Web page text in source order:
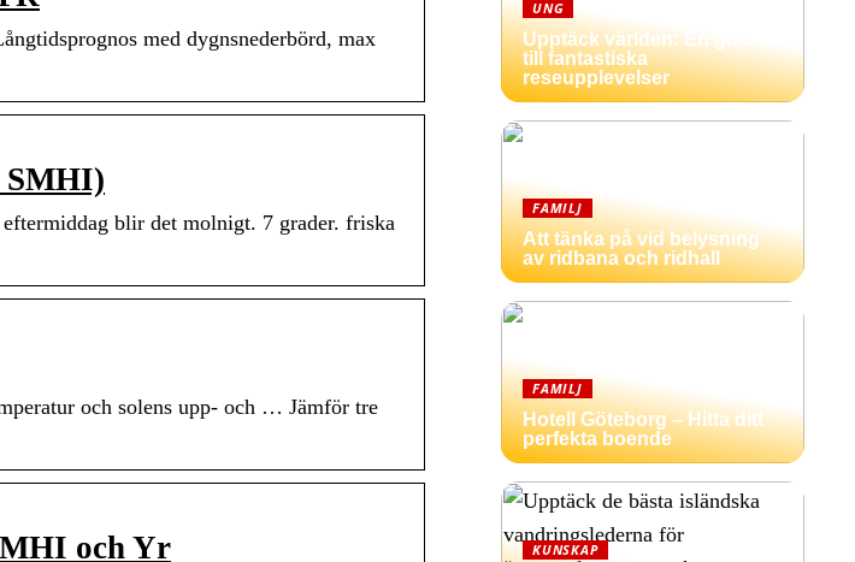
med dygnsnederbörd, max
SMHI)
blir det molnigt. 7 grader. friska
och solens upp- och … Jämför tre
och Yr
UNG
Upptäck världen: En guide
till fantastiska
reseupplevelser
FAMILJ
Att tänka på vid belysning
av ridbana och ridhall
FAMILJ
Hotell Göteborg – Hitta ditt
perfekta boende
KUNSKAP